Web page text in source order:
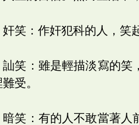
奸笑：作奸犯科的人，笑
訕笑：雖是輕描淡寫的笑
受。
暗笑：有的人不敢當著人